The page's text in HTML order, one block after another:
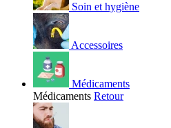
Soin et hygiène
Accessoires
Médicaments
Médicaments Retour